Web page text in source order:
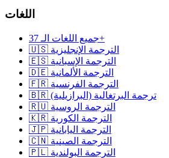
اللغات
جميع اللغات الـ 37+
🇺🇸 الترجمة الإنجليزية
🇪🇸 الترجمة الإسبانية
🇩🇪 الترجمة الألمانية
🇫🇷 الترجمة الفرنسية
🇧🇷 ترجمة البرتغالية (البرازيلية)
🇷🇺 الترجمة الروسية
🇰🇷 الترجمة الكورية
🇯🇵 الترجمة اليابانية
🇨🇳 الترجمة الصينية
🇵🇱 الترجمة البولندية